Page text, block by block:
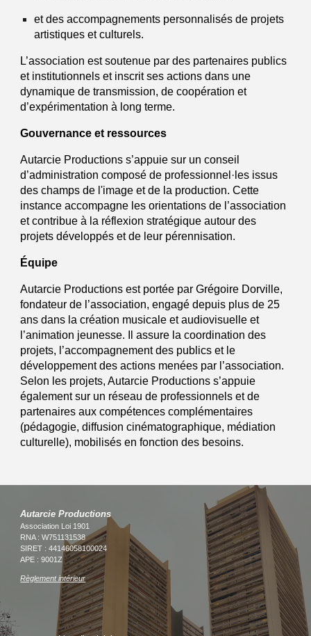
et des accompagnements personnalisés de projets
artistiques et culturels.
L’association est soutenue par des partenaires publics
et institutionnels et inscrit ses actions dans une
dynamique de transmission, de coopération et
d’expérimentation à long terme.
Gouvernance et ressources
Autarcie Productions s’appuie sur un conseil
d’administration composé de professionnel·les issus
des champs de l'image et de la production.Cette
instance accompagne les orientations de l’association
et contribue à la réflexion stratégique autour des
projets développéset de leur pérennisation.
Équipe
Autarcie Productions est portée parGrégoire Dorville,
fondateur de l’association, engagé depuis plus de 25
ans dans la création musicale et audiovisuelle et
l’animation jeunesse. Il assure la coordination des
projets, l’accompagnement des publics et le
développement des actions menées par l’association.
Selon les projets, Autarcie Productions s’appuie
également sur un réseau de professionnels et de
partenaires aux compétences complémentaires
(pédagogie, diffusion cinématographique, médiation
culturelle), mobilisés en fonction des besoins.
Autarcie Productions
Association Loi 1901
RNA : W751131538
SIRET : 44146058100024
APE : 9001Z
Règlement intérieur